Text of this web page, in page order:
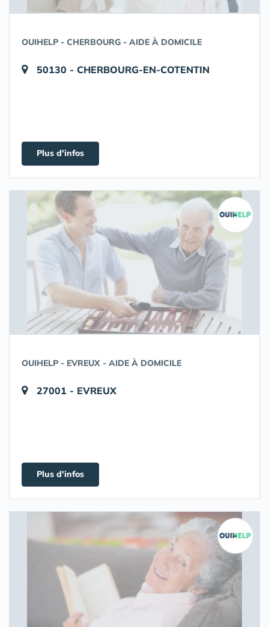
OUIHELP - CHERBOURG - AIDE À DOMICILE
50130 - CHERBOURG-EN-COTENTIN
Plus d'infos
OUIHELP - EVREUX - AIDE À DOMICILE
27001 - EVREUX
Plus d'infos